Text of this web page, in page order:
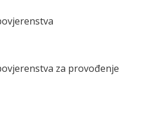
za provođenje